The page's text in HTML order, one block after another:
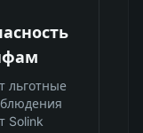
льготные
Solink